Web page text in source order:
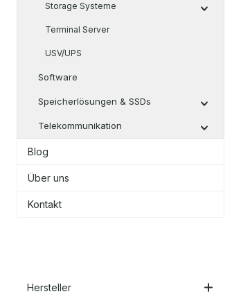
Storage Systeme
Terminal Server
USV/UPS
Software
Speicherlösungen & SSDs
Telekommunikation
Blog
Über uns
Kontakt
Hersteller